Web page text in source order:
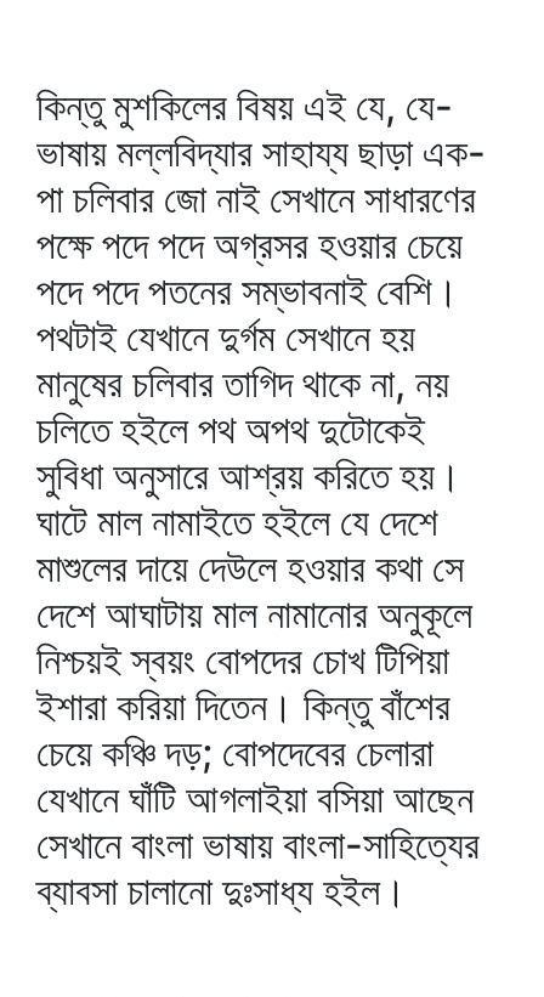
কিন্তু মুশকিলের বিষয় এই যে, যে-
ভাষায় মল্লবিদ্যার সাহায্য ছাড়া এক-
পা চলিবার জো নাই সেখানে সাধারণের
পক্ষে পদে পদে অগ্রসর হওয়ার চেয়ে
পদে পদে পতনের সম্ভাবনাই বেশি।
পথটাই যেখানে দুর্গম সেখানে হয়
মানুষের চলিবার তাগিদ থাকে না, নয়
চলিতে হইলে পথ অপথ দুটোকেই
সুবিধা অনুসারে আশ্রয় করিতে হয়।
ঘাটে মাল নামাইতে হইলে যে দেশে
মাশুলের দায়ে দেউলে হওয়ার কথা সে
দেশে আঘাটায় মাল নামানোর অনুকূলে
নিশ্চয়ই স্বয়ং বোপদের চোখ টিপিয়া
ইশারা করিয়া দিতেন। কিন্তু বাঁশের
চেয়ে কঞ্চি দড়; বোপদেবের চেলারা
যেখানে ঘাঁটি আগলাইয়া বসিয়া আছেন
সেখানে বাংলা ভাষায় বাংলা-সাহিত্যের
ব্যাবসা চালানো দুঃসাধ্য হইল।